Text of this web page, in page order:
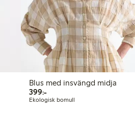
Blus med insvängd midja
399:-399,00 kr
Ekologisk bomull